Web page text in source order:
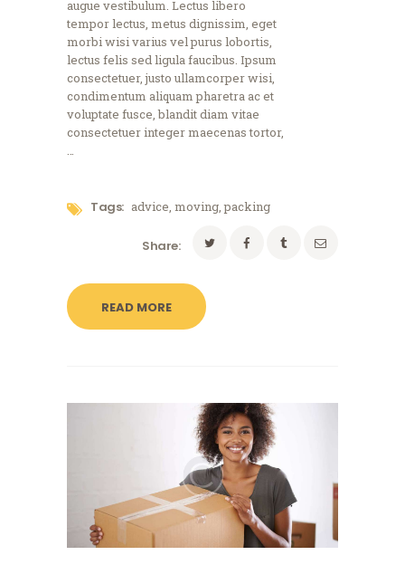
augue vestibulum. Lectus libero
tempor lectus, metus dignissim, eget
morbi wisi varius vel purus lobortis,
lectus felis sed ligula faucibus. Ipsum
consectetuer, justo ullamcorper wisi,
condimentum aliquam pharetra ac et
voluptate fusce, blandit diam vitae
consectetuer integer maecenas tortor,
…
Tags: advice,moving,packing
Share:
READ MORE